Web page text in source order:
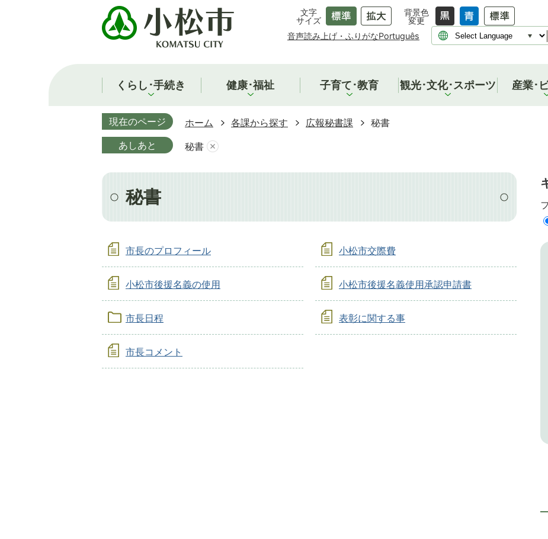
文字
サイズ
背景色
変更
音声読み上げ・ふりがなPortuguês
くらし･手続き 健康･福祉 子育て･教育 観光･文化･スポーツ 産業･
現在のページ ホーム 各課から探す 広報秘書課
秘書
あしあと
秘書
秘書
市長のプロフィール 小松市交際費
小松市後援名義の使用 小松市後援名義使用承認申請書
市長日程 表彰に関する事
市長コメント